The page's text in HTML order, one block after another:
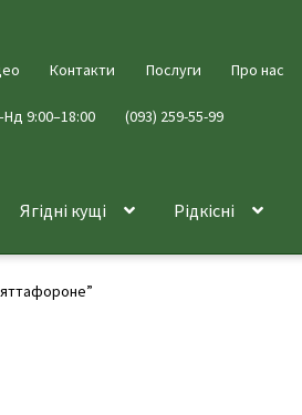
Контакти Послуги Про нас
9:00–18:00 (093) 259-55-99
Ягідні кущі Рідкісні